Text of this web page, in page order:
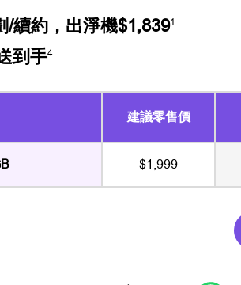
/續約，出淨機$1,8391
到手4
建議零售價
$1,999